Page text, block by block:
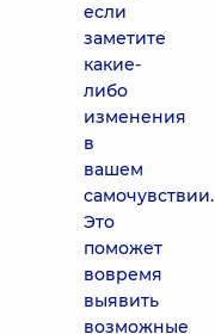
если
заметите
какие-
либо
изменения
в
вашем
самочувствии.
Это
поможет
вовремя
выявить
возможные